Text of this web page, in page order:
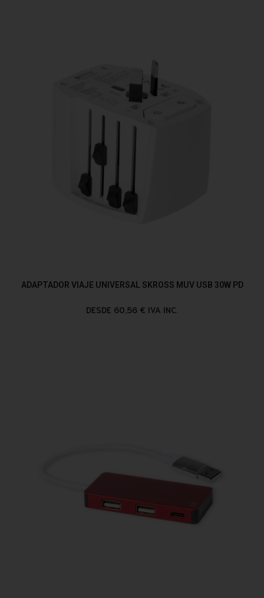
ADAPTADOR VIAJE UNIVERSAL SKROSS MUV USB 30W PD
DESDE 60,56 € IVA INC.